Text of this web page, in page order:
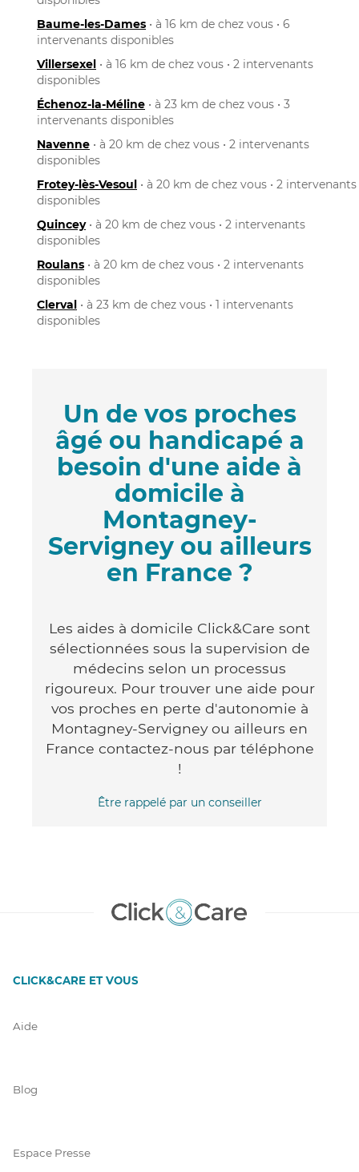
Baume-les-Dames • à 16 km de chez vous • 6
intervenants disponibles
Villersexel • à 16 km de chez vous • 2 intervenants
disponibles
Échenoz-la-Méline • à 23 km de chez vous • 3
intervenants disponibles
Navenne • à 20 km de chez vous • 2 intervenants
disponibles
Frotey-lès-Vesoul • à 20 km de chez vous • 2 intervenants
disponibles
Quincey• à 20 km de chez vous • 2 intervenants
disponibles
Roulans • à 20 km de chez vous • 2 intervenants
disponibles
Clerval • à 23 km de chez vous • 1 intervenants
disponibles
Un de vos proches
âgé ou handicapé a
besoin d'une aide à
domicile à
Montagney-
Servigney ou ailleurs
en France ?
Les aides à domicile Click&Care sont
sélectionnées sous la supervision de
médecins selon un processus
rigoureux. Pour trouver une aide pour
vos proches en perte d'autonomie à
Montagney-Servigney ou ailleurs en
France contactez-nous par téléphone
!
Être rappelé par un conseiller
CLICK&CARE ET VOUS
Aide
Blog
Espace Presse